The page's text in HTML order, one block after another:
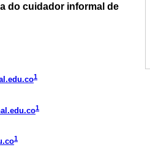
do cuidador informal de
1
1
1